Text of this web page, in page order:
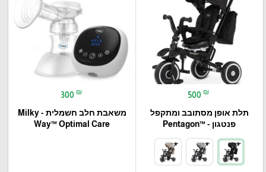
500 ₪
תלת אופן מסתובב ומתקפל
פנטגון - ™Pentagon
300 ₪
משאבת חלב חשמלית - Milky
Way™ Optimal Care